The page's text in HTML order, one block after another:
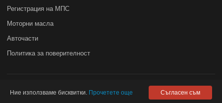
Регистрация на МПС
Моторни масла
Авточасти
Политика за поверителност
autodata.bg не носи отговорност за точността на данните.
Ние използваме бисквитки. Прочетете още Съгласен съм